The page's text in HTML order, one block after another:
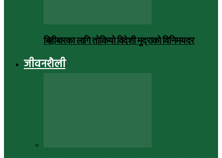
बिहीबारका लागि तोकियो विदेशी मुद्राको विनिमयदर
जीवनशैली